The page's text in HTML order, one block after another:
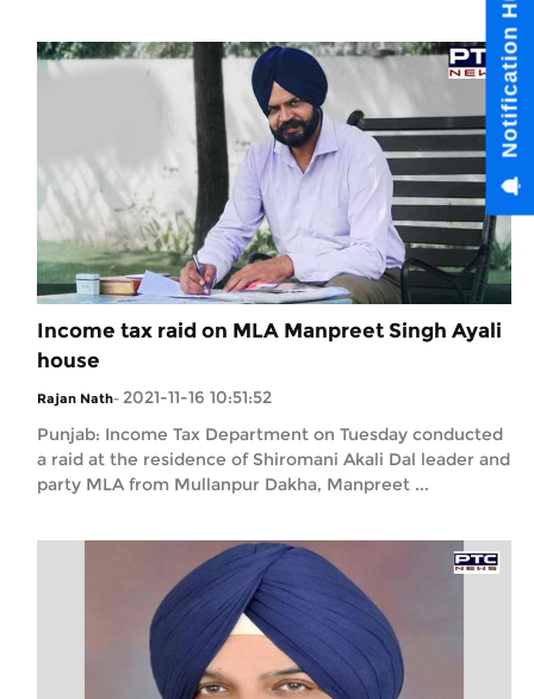
Income tax raid on MLA Manpreet Singh Ayali
house
Rajan Nath- 2021-11-16 10:51:52
Punjab: Income Tax Department on Tuesday conducted
a raid at the residence of Shiromani Akali Dal leader and
party MLA from Mullanpur Dakha, Manpreet ...